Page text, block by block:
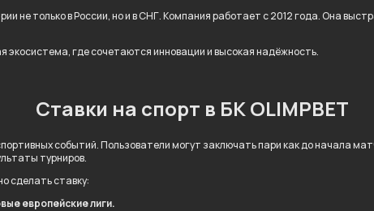
не только в России, но и в СНГ. Компания работает с 2012 года. Она
экосистема, где сочетаются инновации и высокая надёжность.
Ставки на спорт в БК OLIMPBET
событий. Пользователи могут заключать пари как до начала
турниров.
сделать ставку:
европейские лиги.